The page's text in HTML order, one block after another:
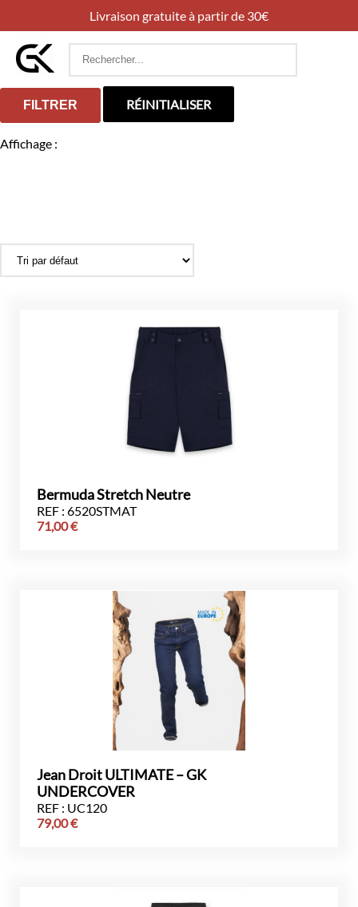
Livraison gratuite à partir de 30€
Rechercher
FILTRER RÉINITIALISER
Affichage :
Bermuda Stretch Neutre
REF : 6520STMAT
71,00€
Jean Droit ULTIMATE – GK
UNDERCOVER
REF : UC120
79,00€